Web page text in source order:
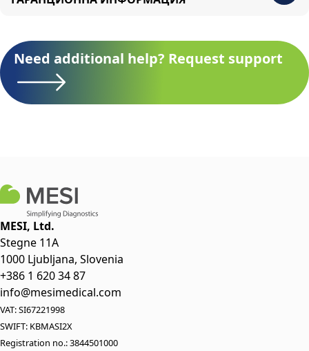
Need additional help? Request support
MESI, Ltd.
Stegne 11A
1000 Ljubljana, Slovenia
+386 1 620 34 87
info@mesimedical.com
VAT: SI67221998
SWIFT: KBMASI2X
Registration no.: 3844501000